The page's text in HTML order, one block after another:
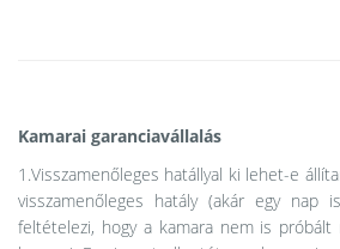
Kamarai garanciavállalás
1.Visszamenőleges hatállyal ki lehet-e
visszamenőleges hatály (akár egy nap
feltételezi, hogy a kamara nem is próbált